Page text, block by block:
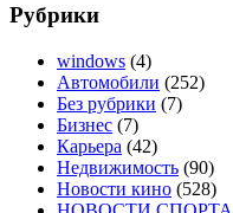
Рубрики
windows (4)
Автомобили (252)
Без рубрики (7)
Бизнес (7)
Карьера (42)
Недвижимость (90)
Новости кино (528)